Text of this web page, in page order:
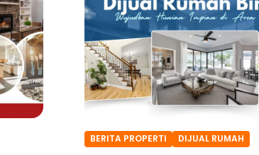
BERITA PROPERTI DIJUAL RUMAH